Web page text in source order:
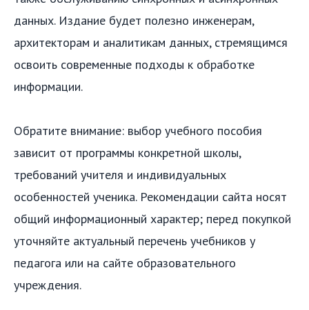
данных. Издание будет полезно инженерам,
архитекторам и аналитикам данных, стремящимся
освоить современные подходы к обработке
информации.
Обратите внимание: выбор учебного пособия
зависит от программы конкретной школы,
требований учителя и индивидуальных
особенностей ученика. Рекомендации сайта носят
общий информационный характер; перед покупкой
уточняйте актуальный перечень учебников у
педагога или на сайте образовательного
учреждения.